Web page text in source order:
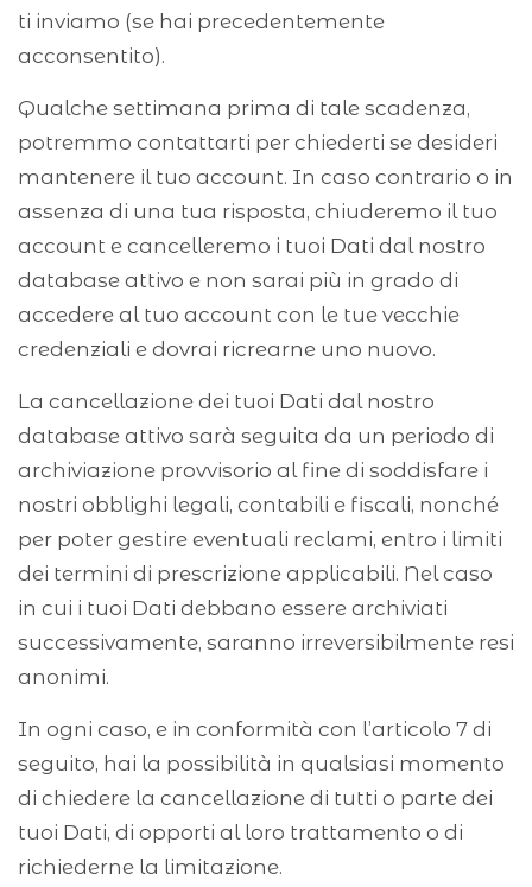
ti inviamo (se hai precedentemente
acconsentito).
Qualche settimana prima di tale scadenza,
potremmo contattarti per chiederti se desideri
mantenere il tuo account. In caso contrario o in
assenza di una tua risposta, chiuderemo il tuo
account e cancelleremo i tuoi Dati dal nostro
database attivo e non sarai più in grado di
accedere al tuo account con le tue vecchie
credenziali e dovrai ricrearne uno nuovo.
La cancellazione dei tuoi Dati dal nostro
database attivo sarà seguita da un periodo di
archiviazione provvisorio al fine di soddisfare i
nostri obblighi legali, contabili e fiscali, nonché
per poter gestire eventuali reclami, entro i limiti
dei termini di prescrizione applicabili. Nel caso
in cui i tuoi Dati debbano essere archiviati
successivamente, saranno irreversibilmente resi
anonimi.
In ogni caso, e in conformità con l’articolo 7 di
seguito, hai la possibilità in qualsiasi momento
di chiedere la cancellazione di tutti o parte dei
tuoi Dati, di opporti al loro trattamento o di
richiederne la limitazione.